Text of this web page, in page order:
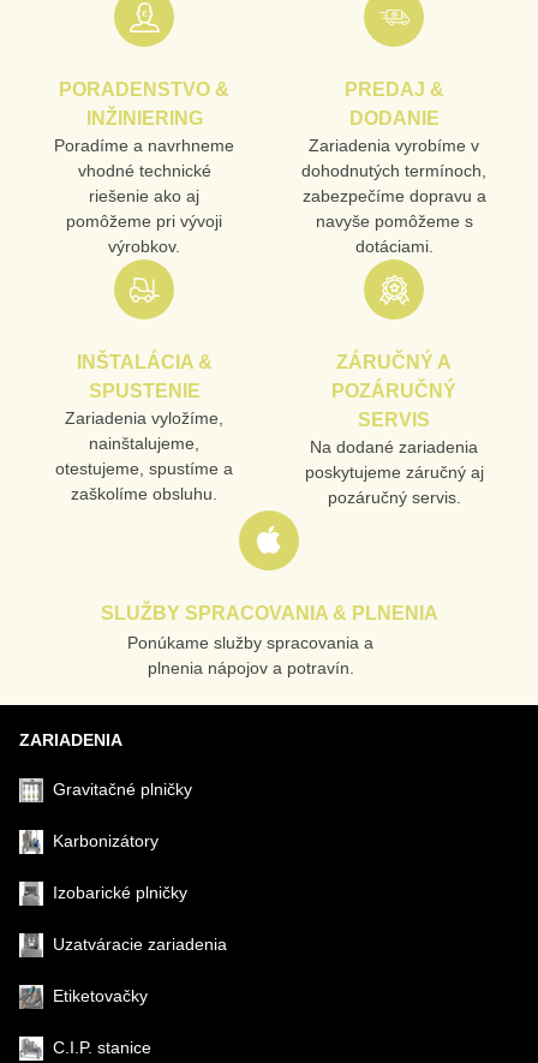
PRODUKT
VAŠA OTÁZKA K PRODUKTU
PORADENSTVO &
INŽINIERING
Poradíme a navrhneme
vhodné technické
riešenie ako aj
pomôžeme pri vývoji
výrobkov.
PREDAJ &
DODANIE
Zariadenia vyrobíme v
dohodnutých termínoch,
zabezpečíme dopravu a
navyše pomôžeme s
dotáciami.
INŠTALÁCIA &
SPUSTENIE
Zariadenia vyložíme,
nainštalujeme,
otestujeme, spustíme a
zaškolíme obsluhu.
ZÁRUČNÝ A
POZÁRUČNÝ
SERVIS
Na dodané zariadenia
poskytujeme záručný aj
pozáručný servis.
SLUŽBY SPRACOVANIA & PLNENIA
Ponúkame služby spracovania a
plnenia nápojov a potravín.
ZARIADENIA
Gravitačné plničky
Karbonizátory
Izobarické plničky
Uzatváracie zariadenia
Etiketovačky
C.I.P. stanice